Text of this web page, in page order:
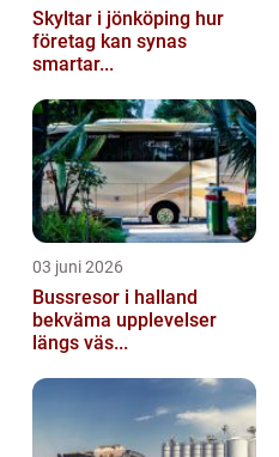
Skyltar i jönköping hur
företag kan synas
smartar...
03 juni 2026
Bussresor i halland
bekväma upplevelser
längs väs...